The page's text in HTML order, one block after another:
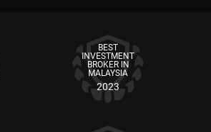
BEST
INVESTMENT
BROKER IN
MALAYSIA
2023